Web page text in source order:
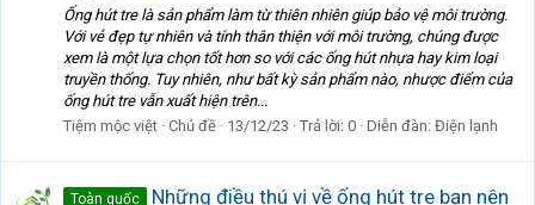
Ống hút tre là sản phẩm làm từ thiên nhiên giúp bảo vệ môi trường.
Với vẻ đẹp tự nhiên và tính thân thiện với môi trường, chúng được
xem là một lựa chọn tốt hơn so với các ống hút nhựa hay kim loại
truyền thống. Tuy nhiên, như bất kỳ sản phẩm nào, nhược điểm của
ống hút tre vẫn xuất hiện trên...
Tiệm mộc việt Chủ đề 13/12/23 Trả lời: 0 Diễn đàn: Điện lạnh
Toàn quốc
Những điều thú vị về ống hút tre bạn nên